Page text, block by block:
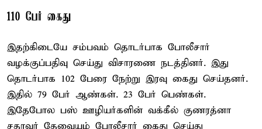
110 பேர் கைது
இதற்கிடையே சம்பவம் தொடர்பாக போலீசார்
வழக்குப்பதிவு செய்து விசாரணை நடத்தினர். இது
தொடர்பாக 102 பேரை நேற்று இரவு கைது செய்தனர்.
இதில் 79 பேர் ஆண்கள். 23 பேர் பெண்கள்.
இதேபோல பஸ் ஊழியர்களின் வக்கீல் குணரத்னா
சதாவர் தேவையும் போலீசார் கைது செய்து